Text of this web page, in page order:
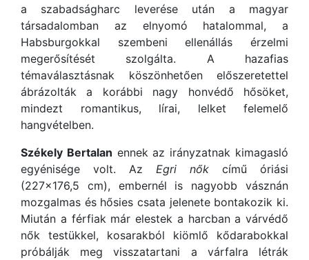
a szabadságharc leverése után a magyar
társadalomban az elnyomó hatalommal, a
Habsburgokkal szembeni ellenállás érzelmi
megerősítését szolgálta. A hazafias
témaválasztásnak köszönhetően előszeretettel
ábrázolták a korábbi nagy honvédő hősöket,
mindezt romantikus, lírai, lelket felemelő
hangvételben.
Székely Bertalan ennek az irányzatnak kimagasló
egyénisége volt. Az Egri nők című óriási
(227×176,5 cm), embernél is nagyobb vásznán
mozgalmas és hősies csata jelenete bontakozik ki.
Miután a férfiak már elestek a harcban a várvédő
nők testükkel, kosarakból kiömlő kődarabokkal
próbálják meg visszatartani a várfalra létrák